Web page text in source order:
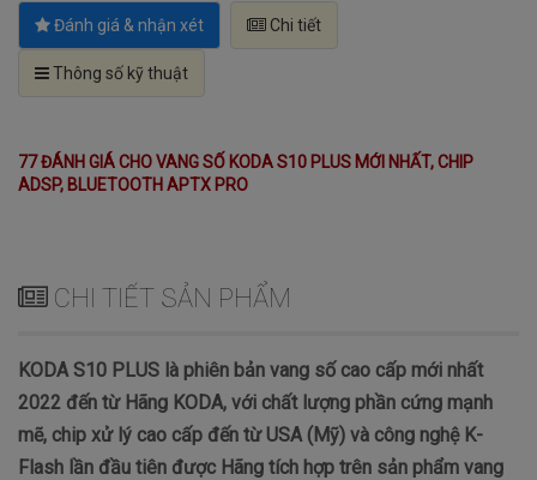
Đánh giá & nhận xét Chi tiết
Thông số kỹ thuật
77 ĐÁNH GIÁ CHO VANG SỐ KODA S10 PLUS MỚI NHẤT, CHIP
ADSP, BLUETOOTH APTX PRO
CHI TIẾT SẢN PHẨM
KODA S10 PLUS là phiên bản vang số cao cấp mới nhất
2022 đến từ Hãng KODA, với chất lượng phần cứng mạnh
mẽ, chip xử lý cao cấp đến từ USA (Mỹ) và công nghệ K-
Flash lần đầu tiên được Hãng tích hợp trên sản phẩm vang